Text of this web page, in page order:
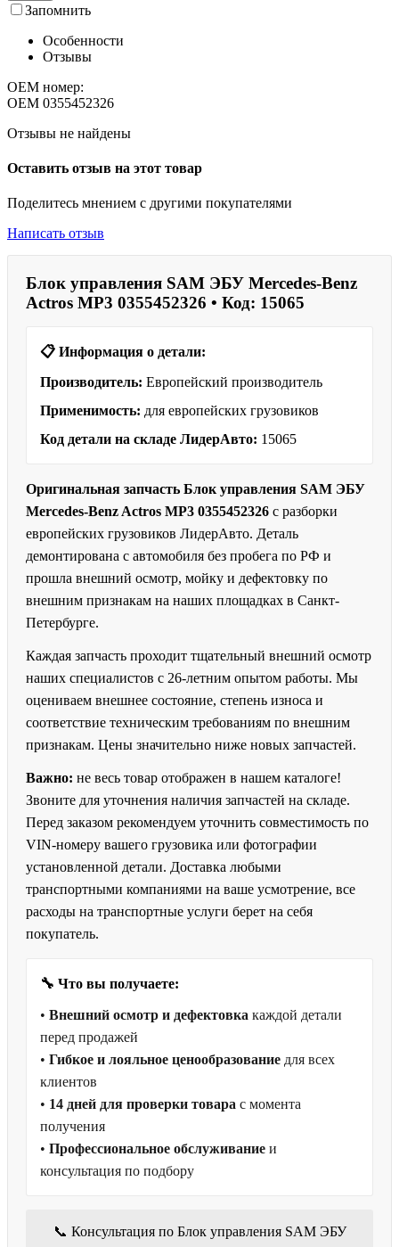
Запомнить
Особенности
Отзывы
OEM номер:
OEM 0355452326
Отзывы не найдены
Оставить отзыв на этот товар
Поделитесь мнением с другими покупателями
Написать отзыв
Блок управления SAM ЭБУ Mercedes-Benz
Actros MP3 0355452326 • Код: 15065
📋 Информация о детали:
Производитель: Европейский производитель
Применимость: для европейских грузовиков
Код детали на складе ЛидерАвто: 15065
Оригинальная запчасть Блок управления SAM ЭБУ
Mercedes-Benz Actros MP3 0355452326 с разборки
европейских грузовиков ЛидерАвто. Деталь
демонтирована с автомобиля без пробега по РФ и
прошла внешний осмотр, мойку и дефектовку по
внешним признакам на наших площадках в Санкт-
Петербурге.
Каждая запчасть проходит тщательный внешний осмотр
наших специалистов с 26-летним опытом работы. Мы
оцениваем внешнее состояние, степень износа и
соответствие техническим требованиям по внешним
признакам. Цены значительно ниже новых запчастей.
Важно: не весь товар отображен в нашем каталоге!
Звоните для уточнения наличия запчастей на складе.
Перед заказом рекомендуем уточнить совместимость по
VIN-номеру вашего грузовика или фотографии
установленной детали. Доставка любыми
транспортными компаниями на ваше усмотрение, все
расходы на транспортные услуги берет на себя
покупатель.
🔧 Что вы получаете:
• Внешний осмотр и дефектовка каждой детали
перед продажей
• Гибкое и лояльное ценообразование для всех
клиентов
• 14 дней для проверки товара с момента
получения
• Профессиональное обслуживание и
консультация по подбору
📞 Консультация по Блок управления SAM ЭБУ